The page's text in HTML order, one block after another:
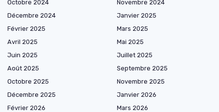
Octobre 2024
Novembre 2024
Décembre 2024
Janvier 2025
Février 2025
Mars 2025
Avril 2025
Mai 2025
Juin 2025
Juillet 2025
Août 2025
Septembre 2025
Octobre 2025
Novembre 2025
Décembre 2025
Janvier 2026
Février 2026
Mars 2026